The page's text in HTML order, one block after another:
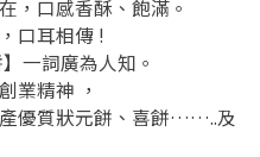
，口感香酥、飽滿。
口耳相傳 !
一詞廣為人知。
業精神 ，
優質狀元餅、喜餅……..及